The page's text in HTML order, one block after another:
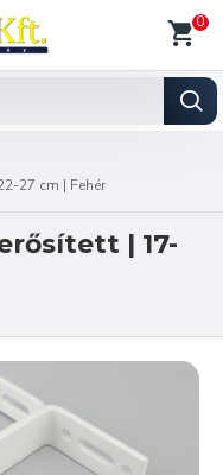
0
27 cm | Fehér
| 17-